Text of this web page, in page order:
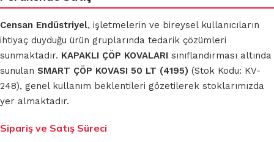
Censan Endüstriyel, işletmelerin ve bireysel kullanıcıların
ihtiyaç duyduğu ürün gruplarında tedarik çözümleri
sunmaktadır. KAPAKLI ÇÖP KOVALARI sınıflandırması altında
sunulan SMART ÇÖP KOVASI 50 LT (4195) (Stok Kodu: KV-
248), genel kullanım beklentileri gözetilerek stoklarımızda
yer almaktadır.
Sipariş ve Satış Süreci